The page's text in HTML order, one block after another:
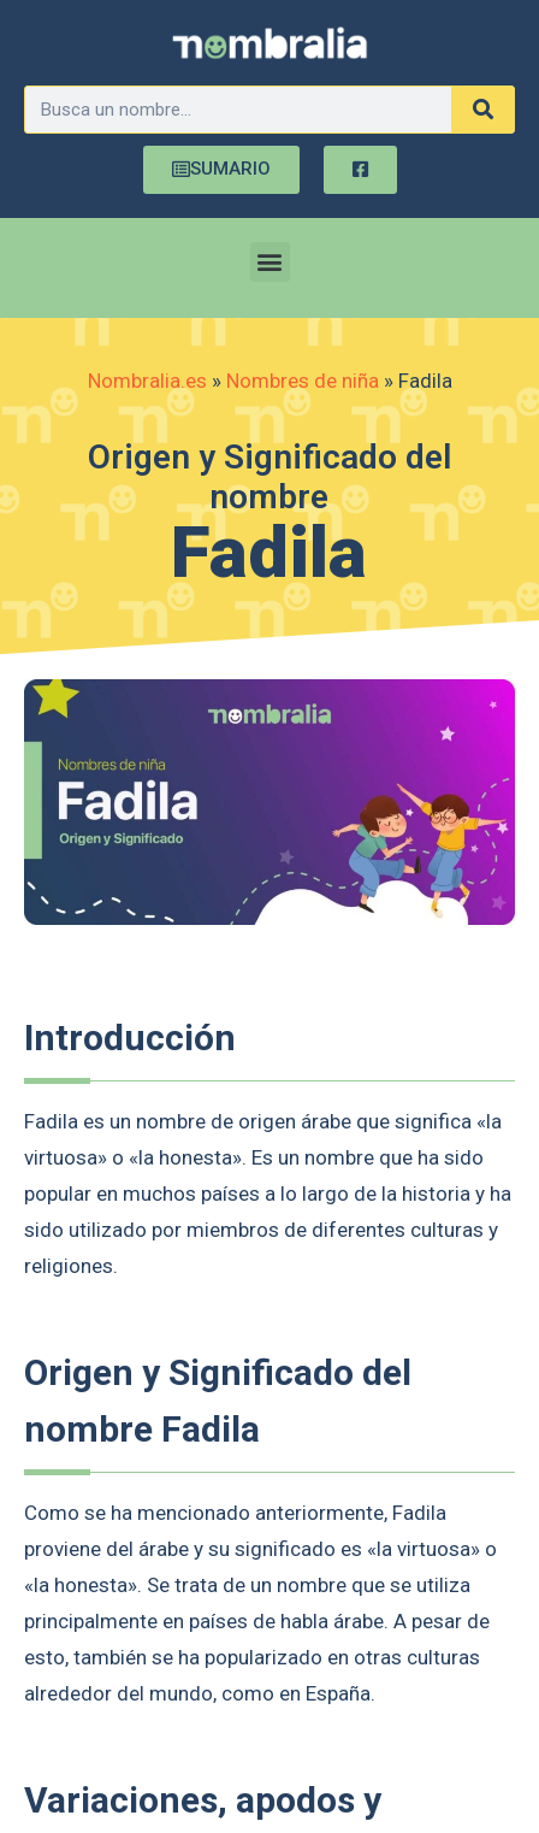
SUMARIO
Nombralia.es » Nombres de niña » Fadila
Origen y Significado del
nombre
Fadila
Introducción
Fadila es un nombre de origen árabe que significa «la
virtuosa» o «la honesta». Es un nombre que ha sido
popular en muchos países a lo largo de la historia y ha
sido utilizado por miembros de diferentes culturas y
religiones.
Origen y Significado del
nombre Fadila
Como se ha mencionado anteriormente, Fadila
proviene del árabe y su significado es «la virtuosa» o
«la honesta». Se trata de un nombre que se utiliza
principalmente en países de habla árabe. A pesar de
esto, también se ha popularizado en otras culturas
alrededor del mundo, como en España.
Variaciones, apodos y